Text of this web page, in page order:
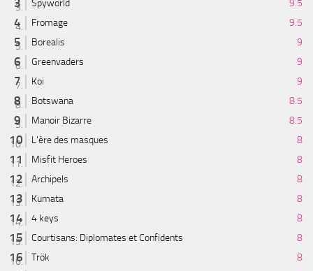
Spyworld
9.5
Fromage
9.5
Borealis
9
Greenvaders
9
Koi
9
Botswana
8.5
Manoir Bizarre
8.5
L'ère des masques
8
Misfit Heroes
8
Archipels
8
Kumata
8
4 keys
8
Courtisans: Diplomates et Confidents
8
Trök
8